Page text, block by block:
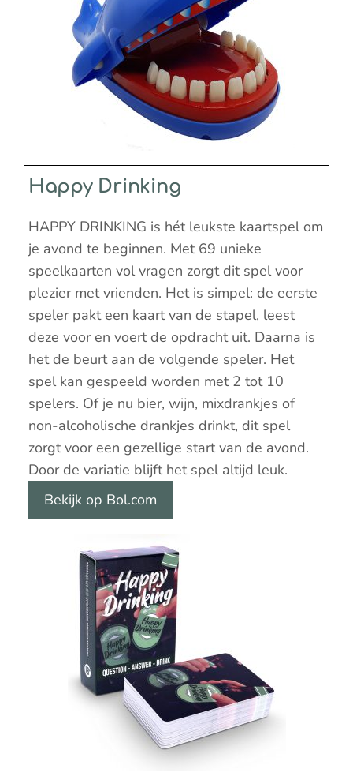
Happy Drinking
HAPPY DRINKING is hét leukste kaartspel om
je avond te beginnen. Met 69 unieke
speelkaarten vol vragen zorgt dit spel voor
plezier met vrienden. Het is simpel: de eerste
speler pakt een kaart van de stapel, leest
deze voor en voert de opdracht uit. Daarna is
het de beurt aan de volgende speler. Het
spel kan gespeeld worden met 2 tot 10
spelers. Of je nu bier, wijn, mixdrankjes of
non-alcoholische drankjes drinkt, dit spel
zorgt voor een gezellige start van de avond.
Door de variatie blijft het spel altijd leuk.
Bekijk op Bol.com